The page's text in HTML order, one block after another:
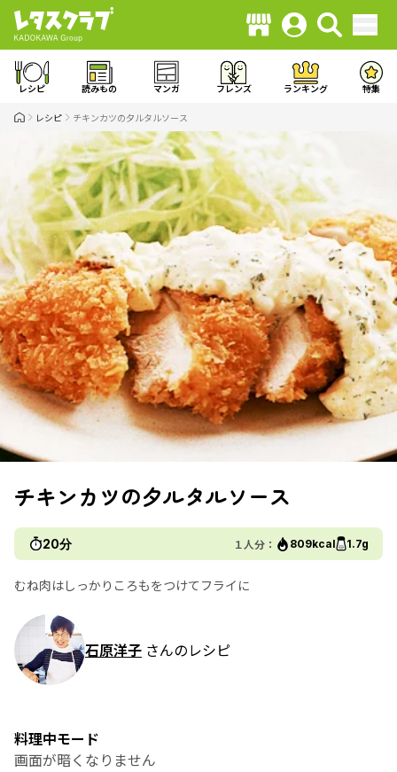
レシピ 読みもの マンガ フレンズ ランキング 特集
レシピ チキンカツの夕ルタルソース
チキンカツの夕ルタルソース
20分 １人分： 809kcal 1.7g
むね肉はしっかりころもをつけてフライに
石原洋子 さんのレシピ
料理中モード
画面が暗くなりません